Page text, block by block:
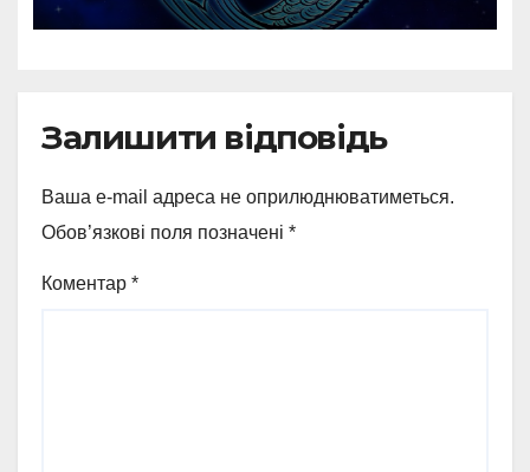
Залишити відповідь
Ваша e-mail адреса не оприлюднюватиметься.
Обов’язкові поля позначені *
Коментар *